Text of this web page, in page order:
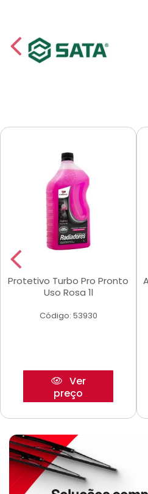
Protetivo Turbo Pro Pronto
Uso Rosa 1l
Código: 53930
Ver
preço